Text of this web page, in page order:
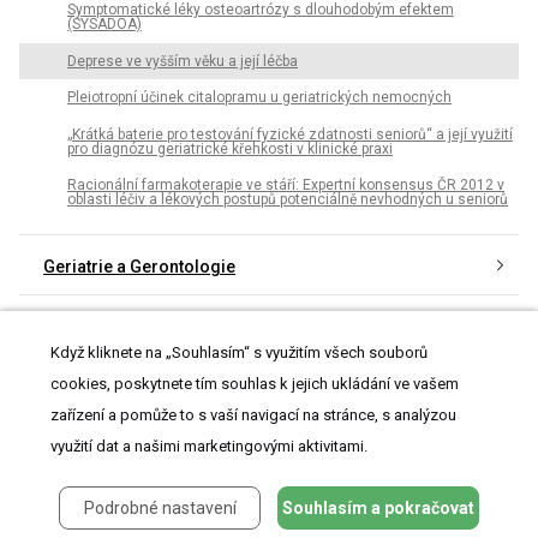
Symptomatické léky osteoartrózy s dlouhodobým efektem
(SYSADOA)
Deprese ve vyšším věku a její léčba
Pleiotropní účinek citalopramu u geriatrických nemocných
„Krátká baterie pro testování fyzické zdatnosti seniorů“ a její využití
pro diagnózu geriatrické křehkosti v klinické praxi
Racionální farmakoterapie ve stáří: Expertní konsensus ČR 2012 v
oblasti léčiv a lékových postupů potenciálně nevhodných u seniorů
Geriatrie a Gerontologie
Aktuální číslo
Informace o časopisu
Když kliknete na „Souhlasím“ s využitím všech souborů
cookies, poskytnete tím souhlas k jejich ukládání ve vašem
zařízení a pomůže to s vaší navigací na stránce, s analýzou
využití dat a našimi marketingovými aktivitami.
Podrobné nastavení Souhlasím a pokračovat